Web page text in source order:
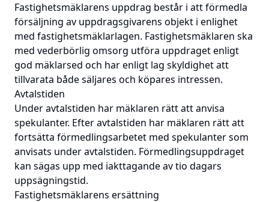
Fastighetsmäklarens uppdrag består i att förmedla
försäljning av uppdragsgivarens objekt i enlighet
med fastighetsmäklarlagen. Fastighetsmäklaren ska
med vederbörlig omsorg utföra uppdraget enligt
god mäklarsed och har enligt lag skyldighet att
tillvarata både säljares och köpares intressen.
Avtalstiden
Under avtalstiden har mäklaren rätt att anvisa
spekulanter. Efter avtalstiden har mäklaren rätt att
fortsätta förmedlingsarbetet med spekulanter som
anvisats under avtalstiden. Förmedlingsuppdraget
kan sägas upp med iakttagande av tio dagars
uppsägningstid.
Fastighetsmäklarens ersättning